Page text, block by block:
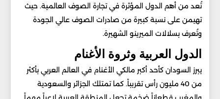
تُعد من أهم الدول المؤثرة في تجارة الصوف العالمية. حيث
تهيمن على نسبة كبيرة من صادرات الصوف عالي الجودة
وتُعرف بسلالات الميرينو الشهيرة.
الدول العربية وثروة الأغنام
يبرز السودان كأحد أكبر مالكي الأغنام في العالم العربي بأكثر
من 40 مليون رأس تقريباً. كما تمتلك الجزائر والسعودية